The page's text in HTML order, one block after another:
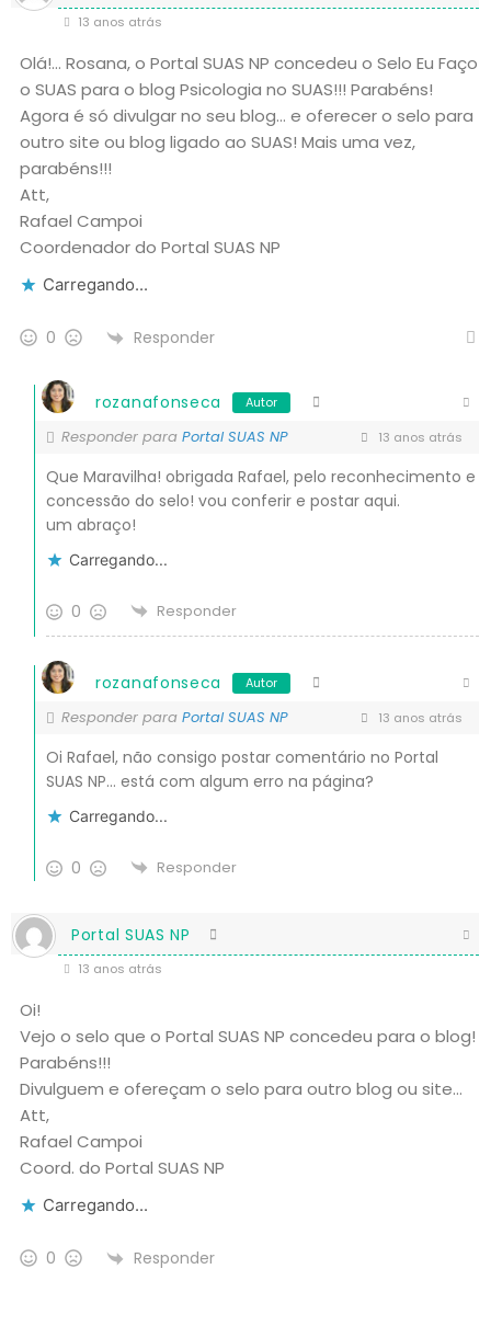
13 anos atrás
Olá!… Rosana, o Portal SUAS NP concedeu o Selo Eu Faço
o SUAS para o blog Psicologia no SUAS!!! Parabéns!
Agora é só divulgar no seu blog… e oferecer o selo para
outro site ou blog ligado ao SUAS! Mais uma vez,
parabéns!!!
Att,
Rafael Campoi
Coordenador do Portal SUAS NP
Carregando...
0 Responder
rozanafonseca Autor
Responder para Portal SUAS NP 13 anos atrás
Que Maravilha! obrigada Rafael, pelo reconhecimento e
concessão do selo! vou conferir e postar aqui.
um abraço!
Carregando...
0 Responder
rozanafonseca Autor
Responder para Portal SUAS NP 13 anos atrás
Oi Rafael, não consigo postar comentário no Portal
SUAS NP… está com algum erro na página?
Carregando...
0 Responder
Portal SUAS NP
13 anos atrás
Oi!
Vejo o selo que o Portal SUAS NP concedeu para o blog!
Parabéns!!!
Divulguem e ofereçam o selo para outro blog ou site…
Att,
Rafael Campoi
Coord. do Portal SUAS NP
Carregando...
0 Responder